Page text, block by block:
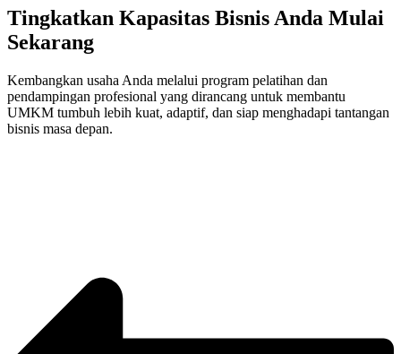
Tingkatkan Kapasitas Bisnis Anda Mulai
Sekarang
Kembangkan usaha Anda melalui program pelatihan dan
pendampingan profesional yang dirancang untuk membantu
UMKM tumbuh lebih kuat, adaptif, dan siap menghadapi tantangan
bisnis masa depan.